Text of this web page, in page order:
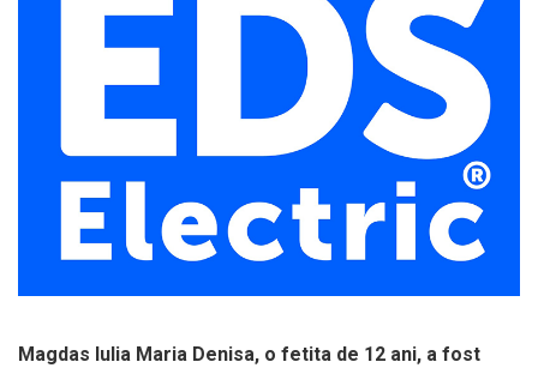
Magdas Iulia Maria Denisa, o fetita de 12 ani, a fost